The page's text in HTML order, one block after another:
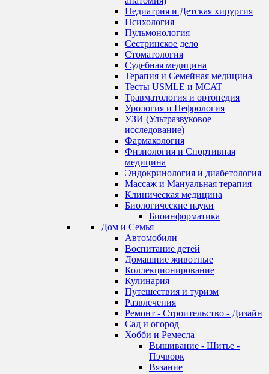
Педиатрия и Детская хирургия
Психология
Пульмонология
Сестринское дело
Стоматология
Судебная медицина
Терапия и Семейная медицина
Тесты USMLE и MCAT
Травматология и ортопедия
Урология и Нефрология
УЗИ (Ультразвуковое
исследование)
Фармакология
Физиология и Спортивная
медицина
Эндокринология и диабетология
Массаж и Мануальная терапия
Клиническая медицина
Биологические науки
Биоинформатика
Дом и Семья
Автомобили
Воспитание детей
Домашние животные
Коллекционирование
Кулинария
Путешествия и туризм
Развлечения
Ремонт - Строительство - Дизайн
Сад и огород
Хобби и Ремесла
Вышивание - Шитье -
Пэчворк
Вязание